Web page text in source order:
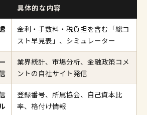
具体的な内容
金利・手数料・税負担を含む「総コ
スト早見表」、シミュレーター
業界統計、市場分析、金融政策コメ
ントの自社サイト発信
登録番号、所属協会、自己資本比
率、格付け情報